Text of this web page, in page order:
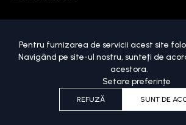
beautymania.ro.
Toate drepturile sunt rezervate.
Pentru furnizarea de servicii acest site
Navigând pe site-ul nostru, sunteți de
acestora.
Setare preferințe
REFUZĂ SUNT DE